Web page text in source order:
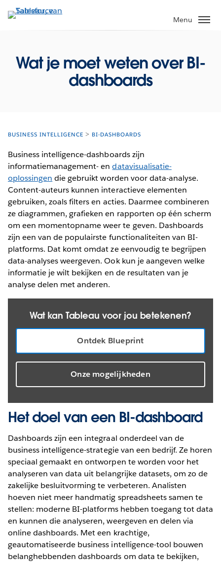
Verder
naar
Menu
Wat je moet weten over BI-
dashboards
BUSINESS INTELLIGENCE BI-DASHBOARDS
Business intelligence-dashboards zijn
informatiemanagement- endatavisualisatie-
oplossingen die gebruikt worden voor data-analyse.
Content-auteurs kunnen interactieve elementen
gebruiken, zoals filters en acties. Daarmee combineren
ze diagrammen, grafieken en rapporten op één scherm
om een momentopname weer te geven. Dashboards
zijn een van de populairste functionaliteiten van BI-
platforms. Dat komt omdat ze eenvoudig te begrijpen
data-analyses weergeven. Ook kun je aangeven welke
informatie je wilt bekijken en de resultaten van je
analyse delen met anderen.
Wat kan Tableau voor jou betekenen?
Ontdek Blueprint
Onze mogelijkheden
Het doel van een BI-dashboard
Dashboards zijn een integraal onderdeel van de
business intelligence-strategie van een bedrijf. Ze horen
speciaal gemaakt en ontworpen te worden voor het
analyseren van data uit belangrijke datasets, om zo de
zakelijke besluitvorming te verbeteren. Analisten
hoeven niet meer handmatig spreadsheets samen te
stellen: moderne BI-platforms hebben toegang tot data
en kunnen die analyseren, weergeven en delen via
online dashboards. Met een krachtige,
geautomatiseerde business intelligence-tool bouwen
belanghebbenden dashboards om data te bekijken,